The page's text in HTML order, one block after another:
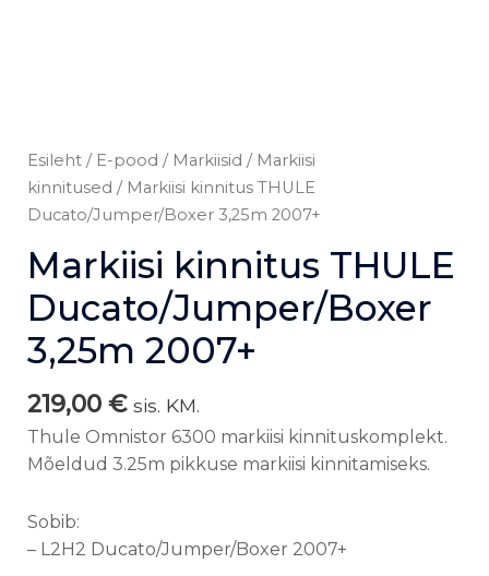
Esileht/ E-pood / Markiisid / Markiisi
kinnitused / Markiisi kinnitus THULE
Ducato/Jumper/Boxer 3,25m 2007+
Markiisi kinnitus THULE
Ducato/Jumper/Boxer
3,25m 2007+
219,00 € sis. KM.
Thule Omnistor 6300 markiisi kinnituskomplekt.
Mõeldud 3.25m pikkuse markiisi kinnitamiseks.
Sobib:
– L2H2 Ducato/Jumper/Boxer 2007+